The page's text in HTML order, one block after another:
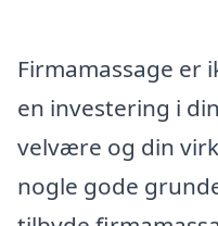
Firmamassage er
en investering i
velvære og din
nogle gode